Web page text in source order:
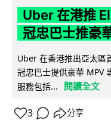
Uber 在港推
冠忠巴士推豪
Uber 在香港推出亞太區
冠忠巴士提供豪華 MPV
服務包括...
閱讀全文
3 分享